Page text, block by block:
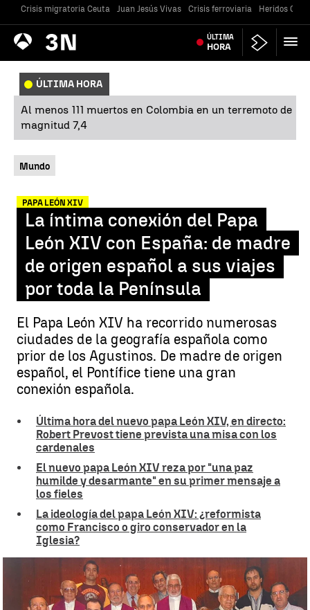
Crisis migratoria Ceuta Juan Jesús Vivas Crisis ferroviaria Heridos
Antena
3 Noticias ÚLTIMA
HORA
ÚLTIMA HORA
Al menos 111 muertos en Colombia en un terremoto de
magnitud 7,4
Mundo
PAPA LEÓN XIV
La íntima conexión del Papa
León XIV con España: de madre
de origen español a sus viajes
por toda la Península
El Papa León XIV ha recorrido numerosas
ciudades de la geografía española como
prior de los Agustinos. De madre de origen
español, el Pontífice tiene una gran
conexión española.
Última hora del nuevo papa León XIV, en directo:
Robert Prevost tiene prevista una misa con los
cardenales
El nuevo papa León XIV reza por "una paz
humilde y desarmante" en su primer mensaje a
los fieles
La ideología del papa León XIV: ¿reformista
como Francisco o giro conservador en la
Iglesia?
El paso del Papa León XIV por España | antena3.com